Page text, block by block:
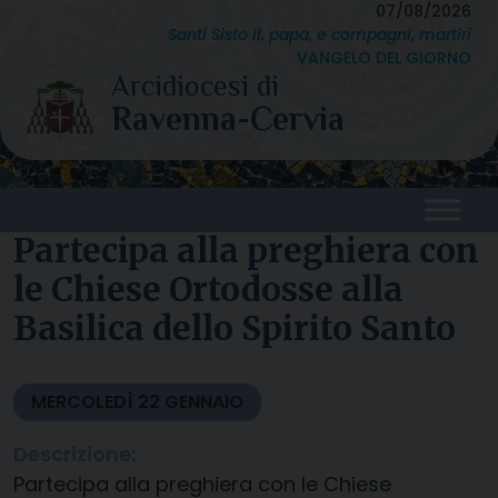
content
07/08/2026
Santi Sisto II, papa, e compagni, martiri
VANGELO DEL GIORNO
Partecipa alla preghiera con
le Chiese Ortodosse alla
Basilica dello Spirito Santo
MERCOLEDÌ 22 GENNAIO
Partecipa alla preghiera con le Chiese